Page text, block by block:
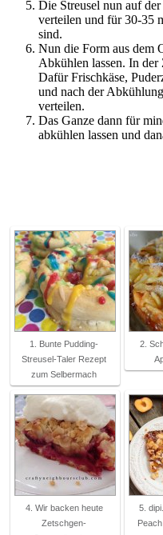
Die Streusel nun auf
verteilen und für 30-35
sind.
Nun die Form aus dem
Abkühlen lassen. In der
Dafür Frischkäse,
und nach der
verteilen.
Das Ganze dann für
abkühlen lassen und
1. Bunte Pudding-
Streusel-Taler Rezept
zum Selbermach
2.
4. Wir backen heute
Zetschgen-
5.